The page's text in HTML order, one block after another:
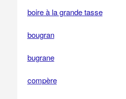
boire à la grande tasse
bougran
bugrane
compère